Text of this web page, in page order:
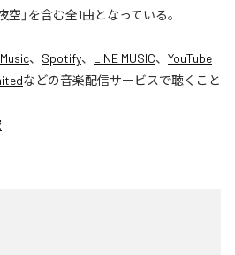
」を含む全1曲となっている。
、 Spotify、 LINE MUSIC、 YouTube
などの音楽配信サービスで聴くこと